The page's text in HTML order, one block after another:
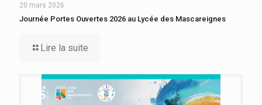
20 mars 2026
Journée Portes Ouvertes 2026 au Lycée des Mascareignes
Lire la suite